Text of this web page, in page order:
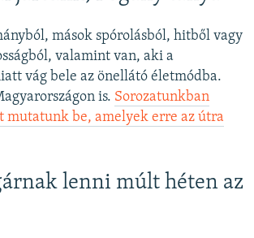
mások spórolásból, hitből vagy
valamint van, aki a
vág bele az önellátó életmódba.
is. Sorozatunkban
mutatunk be, amelyek erre az útra
lenni múlt héten az